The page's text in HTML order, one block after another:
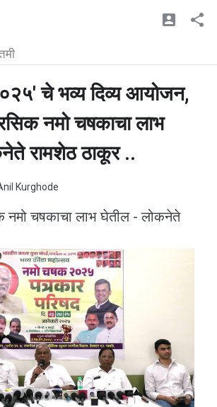
चे भव्य दिव्य आयोजन,
नमो चषकाचा लाभ
रामशेठ ठाकूर ..
Kurghode
नमो चषकाचा लाभ घेतील - लोकनेते